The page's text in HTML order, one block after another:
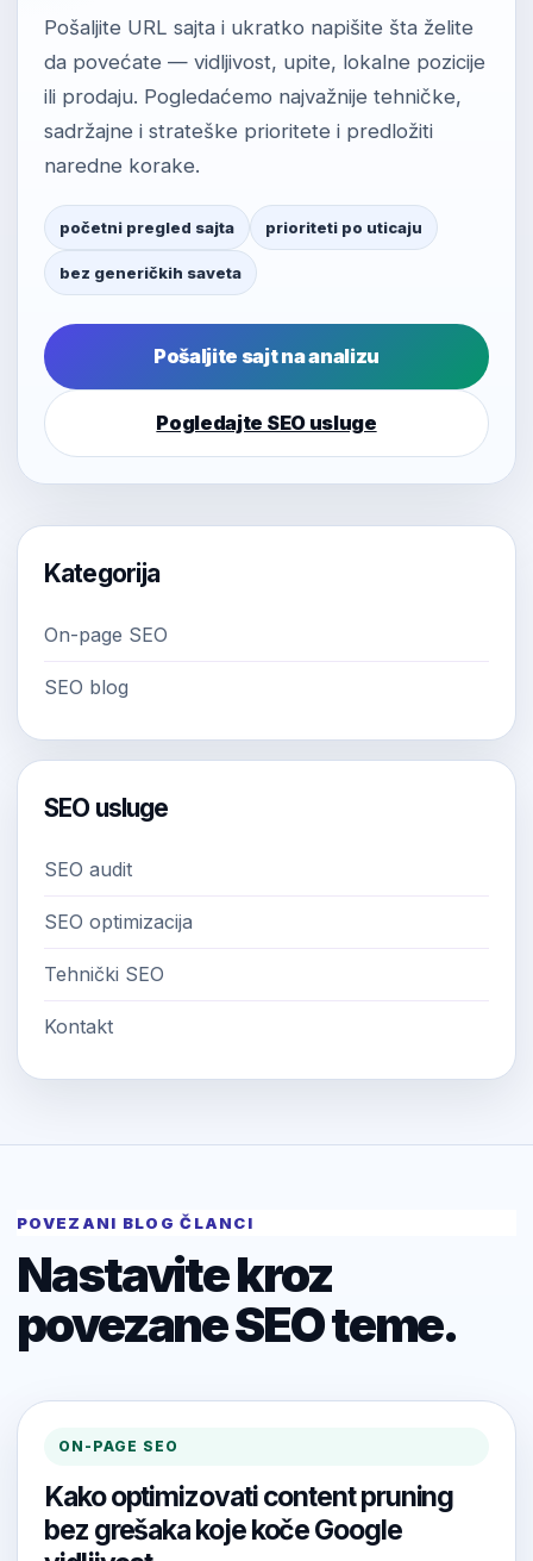
Pošaljite URL sajta i ukratko napišite šta želite
da povećate — vidljivost, upite, lokalne pozicije
ili prodaju. Pogledaćemo najvažnije tehničke,
sadržajne i strateške prioritete i predložiti
naredne korake.
početni pregled sajta prioriteti po uticaju
bez generičkih saveta
Pošaljite sajt na analizu
Pogledajte SEO usluge
Kategorija
On-page SEO
SEO blog
SEO usluge
SEO audit
SEO optimizacija
Tehnički SEO
Kontakt
POVEZANI BLOG ČLANCI
Nastavite kroz
povezane SEO teme.
ON-PAGE SEO
Kako optimizovati content pruning
bez grešaka koje koče Google